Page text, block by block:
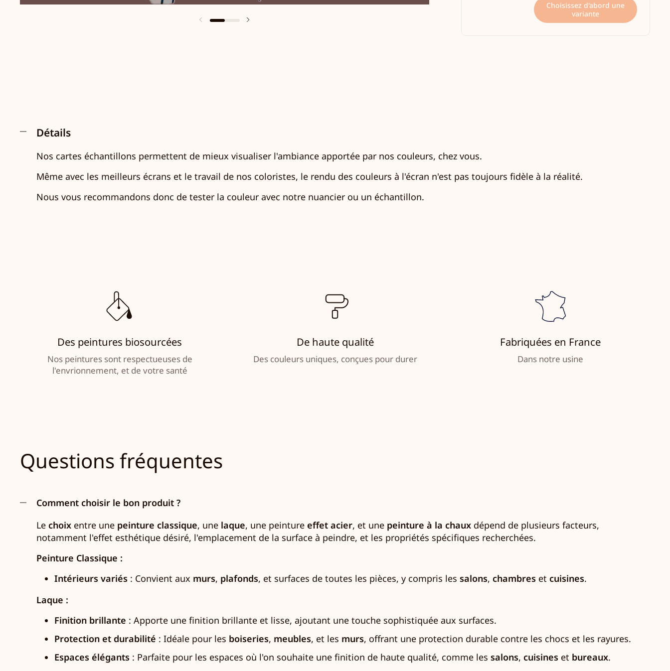
Choisissez d'abord une
variante
Détails
Nos cartes échantillons permettent de mieux visualiser l'ambiance apportée par nos couleurs, chez vous.
Même avec les meilleurs écrans et le travail de nos coloristes, le rendu des couleurs à l'écran n'est pas toujours fidèle à la réalité.
Nous vous recommandons donc de tester la couleur avec notre nuancier ou un échantillon.
Des peintures biosourcées
Nos peintures sont respectueuses de
l'envrionnement, et de votre santé
De haute qualité
Des couleurs uniques, conçues pour durer
Fabriquées en France
Dans notre usine
Questions fréquentes
Comment choisir le bon produit ?
Le choix entre une peinture classique, une laque, une peinture effet acier, et une peinture à la chaux dépend de plusieurs facteurs,
notamment l'effet esthétique désiré, l'emplacement de la surface à peindre, et les propriétés spécifiques recherchées.
Peinture Classique :
Intérieurs variés : Convient aux murs, plafonds, et surfaces de toutes les pièces, y compris les salons, chambres et cuisines.
Laque :
Finition brillante : Apporte une finition brillante et lisse, ajoutant une touche sophistiquée aux surfaces.
Protection et durabilité : Idéale pour les boiseries, meubles, et les murs, offrant une protection durable contre les chocs et les rayures.
Espaces élégants : Parfaite pour les espaces où l'on souhaite une finition de haute qualité, comme les salons, cuisines et bureaux.